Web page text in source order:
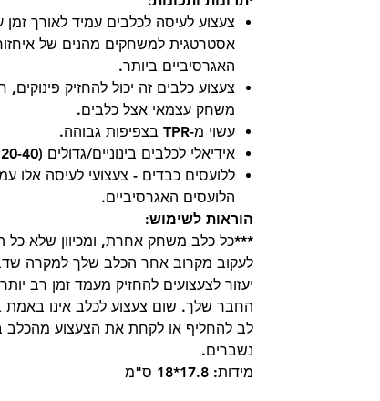
צעצוע לעיסה לכלבים עמיד לאורך זמן
אסטרטגית למשחקים מהנים של
האגרסיביים ביותר.
צעצוע כלבים זה יכול להחזיק
משחק עצמאי אצל כלבים.
עשוי מ-TPR בצפיפות גבוהה.
אידיאלי לכלבים בינוניים/גדולים (20-40 ק"ג) מעל גיל חודשיים.
ללועסים כבדים - צעצועי לעיסה אלו
הלועסים האגרסיביים.
הוראות לשימוש:
***כל כלב משחק אחרת, ומכיוון שלא כל
לעקוב מקרוב אחר הכלב שלך למקרה
יעזור לצעצועים להחזיק מעמד זמן רב
החבר שלך. שום צעצוע לכלב אינו באמת
לב להחליף או לקחת את הצעצוע מהכלב
נשברים.
מידות: 17.8*18 ס"מ